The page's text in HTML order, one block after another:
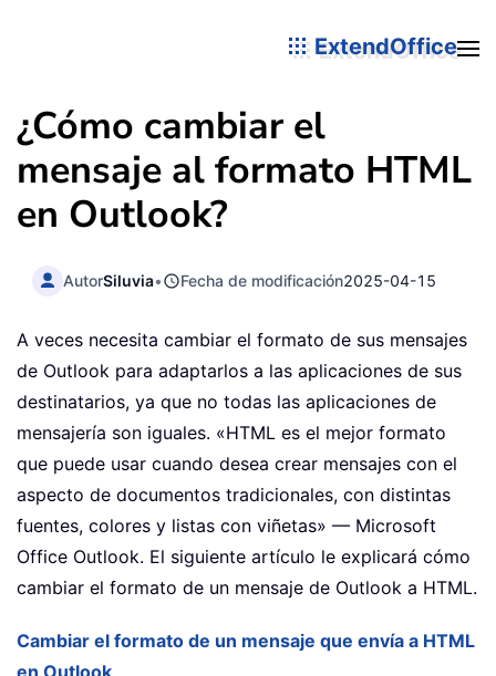
ExtendOffice
¿Cómo cambiar el
mensaje al formato HTML
en Outlook?
AutorSiluvia• Fecha de modificación2025-04-15
A veces necesita cambiar el formato de sus mensajes
de Outlook para adaptarlos a las aplicaciones de sus
destinatarios, ya que no todas las aplicaciones de
mensajería son iguales. «HTML es el mejor formato
que puede usar cuando desea crear mensajes con el
aspecto de documentos tradicionales, con distintas
fuentes, colores y listas con viñetas» — Microsoft
Office Outlook. El siguiente artículo le explicará cómo
cambiar el formato de un mensaje de Outlook a HTML.
Cambiar el formato de un mensaje que envía a HTML